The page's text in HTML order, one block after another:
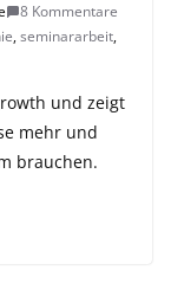
8 Kommentare
,seminararbeit,
und zeigt
mehr und
brauchen.